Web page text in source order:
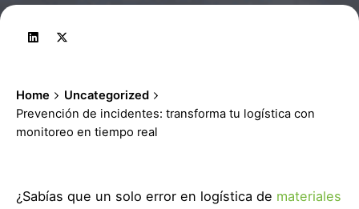
Home
Uncategorized
Prevención de incidentes: transforma tu logística con
monitoreo en tiempo real
¿Sabías que un solo error en logística de materiales